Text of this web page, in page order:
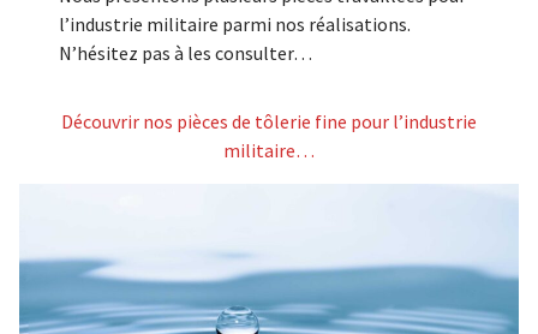
l’industrie militaire parmi nos réalisations.
N’hésitez pas à les consulter…
Découvrir nos pièces de tôlerie fine pour l’industrie
militaire…